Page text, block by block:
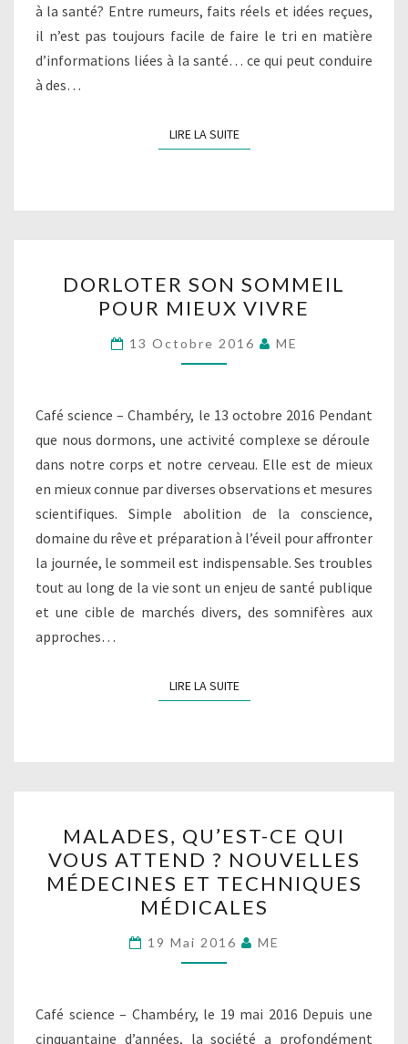
à la santé? Entre rumeurs, faits réels et idées reçues,
il n’est pas toujours facile de faire le tri en matière
d’informations liées à la santé… ce qui peut conduire
à des…
LIRE LA SUITELIRE LA SUITE
SON
SOMMEIL
POUR
MIEUX
DORLOTER SON SOMMEIL
POUR MIEUX VIVRE
13 Octobre 2016 ME
Café science – Chambéry, le 13 octobre 2016 Pendant
que nous dormons, une activité complexe se déroule
dans notre corps et notre cerveau. Elle est de mieux
en mieux connue par diverses observations et mesures
scientifiques. Simple abolition de la conscience,
domaine du rêve et préparation à l’éveil pour affronter
la journée, le sommeil est indispensable. Ses troubles
tout au long de la vie sont un enjeu de santé publique
et une cible de marchés divers, des somnifères aux
approches…
LIRE LA SUITELIRE LA SUITE
QU’EST-
CE
QUI
VOUS
ATTEND
?
MÉDECINES
ET
MALADES, QU’EST-CE QUI
VOUS ATTEND ? NOUVELLES
MÉDECINES ET TECHNIQUES
MÉDICALES
19 Mai 2016 ME
Café science – Chambéry, le 19 mai 2016 Depuis une
cinquantaine d’années, la société a profondément